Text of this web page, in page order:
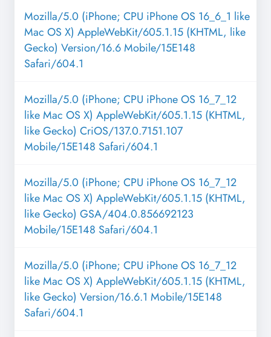
Mozilla/5.0 (iPhone; CPU iPhone OS 16_6_1 like
Mac OS X) AppleWebKit/605.1.15 (KHTML, like
Gecko) Version/16.6 Mobile/15E148
Safari/604.1
Mozilla/5.0 (iPhone; CPU iPhone OS 16_7_12
like Mac OS X) AppleWebKit/605.1.15 (KHTML,
like Gecko) CriOS/137.0.7151.107
Mobile/15E148 Safari/604.1
Mozilla/5.0 (iPhone; CPU iPhone OS 16_7_12
like Mac OS X) AppleWebKit/605.1.15 (KHTML,
like Gecko) GSA/404.0.856692123
Mobile/15E148 Safari/604.1
Mozilla/5.0 (iPhone; CPU iPhone OS 16_7_12
like Mac OS X) AppleWebKit/605.1.15 (KHTML,
like Gecko) Version/16.6.1 Mobile/15E148
Safari/604.1